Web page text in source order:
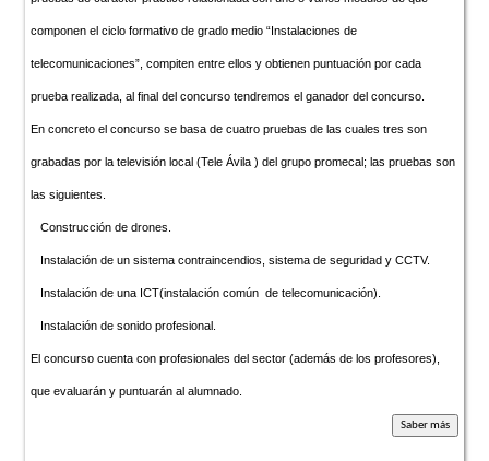
componen el ciclo formativo de grado medio “Instalaciones de
telecomunicaciones”, compiten entre ellos y obtienen puntuación por cada
prueba realizada, al final del concurso tendremos el ganador del concurso.
En concreto el concurso se basa de cuatro pruebas de las cuales tres son
grabadas por la televisión local (Tele Ávila ) del grupo promecal; las pruebas son
las siguientes.
Construcción de drones.
Instalación de un sistema contraincendios, sistema de seguridad y CCTV.
Instalación de una ICT(instalación común de telecomunicación).
Instalación de sonido profesional.
El concurso cuenta con profesionales del sector (además de los profesores),
que evaluarán y puntuarán al alumnado.